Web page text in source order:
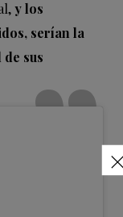
y los
serían la
sus